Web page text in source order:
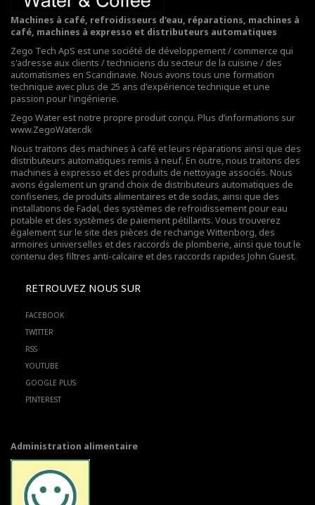
Machines à café, refroidisseurs d'eau, réparations, machines à
café, machines à expresso et distributeurs automatiques
Zego Tech ApS est une société de développement / commerce qui
s'adresse aux clients / techniciens du secteur de la cuisine / des
automatismes en Scandinavie. Nous avons tous une formation
technique avec plus de 25 ans d'expérience technique et une
passion pour l'ingénierie.
Zego Water est notre propre produit conçu. Plus d’informations sur
www.ZegoWater.dk
Nous traitons des machines à café et leurs réparations ainsi que des
distributeurs automatiques remis à neuf. En outre, nous traitons des
machines à expresso et des produits de nettoyage associés. Nous
avons également un grand choix de distributeurs automatiques de
confiseries, de produits alimentaires et de sodas, ainsi que des
installations de Fadøl, des systèmes de refroidissement pour eau
potable et des systèmes de paiement pétillants. Vous trouverez
également sur le site des pièces de rechange Wittenborg, des
armoires universelles et des raccords de plomberie, ainsi que tout le
contenu des filtres anti-calcaire et des raccords rapides John Guest.
RETROUVEZ NOUS SUR
FACEBOOK
TWITTER
RSS
YOUTUBE
GOOGLE PLUS
PINTEREST
Administration alimentaire